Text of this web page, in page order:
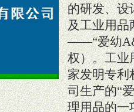
的研发、设
及工业用品
——“爱幼
权）。工
家发明专利
司生产的“
理用品的一